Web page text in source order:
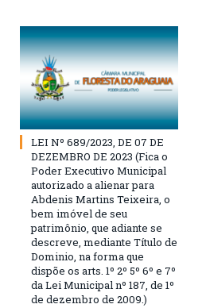
LEI Nº 689/2023, DE 07 DE
DEZEMBRO DE 2023 (Fica o
Poder Executivo Municipal
autorizado a alienar para
Abdenis Martins Teixeira, o
bem imóvel de seu
patrimônio, que adiante se
descreve, mediante Título de
Dominio, na forma que
dispõe os arts. 1º 2º 5º 6º e 7º
da Lei Municipal nº 187, de 1º
de dezembro de 2009.)